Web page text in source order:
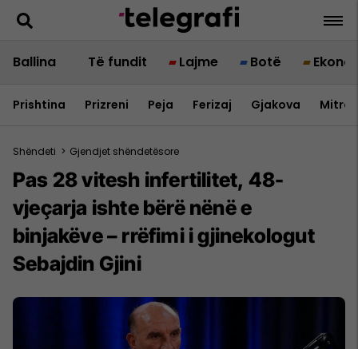
Ballina Të fundit Lajme Botë
Prishtina Prizreni Peja Ferizaj Gjakova
Shëndeti > Gjendjet shëndetësore
Pas 28 vitesh infertilitet, 48-
vjeçarja ishte bërë nënë e
binjakëve – rrëfimi i gjinekologut
Sebajdin Gjini